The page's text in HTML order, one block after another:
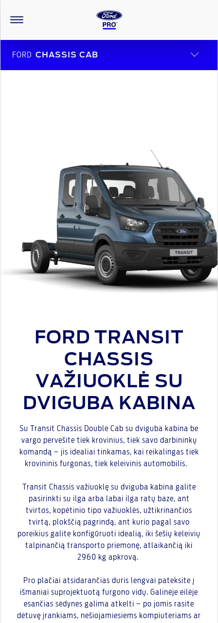
FORD CHASSIS CAB
FORD TRANSIT
CHASSIS
VAŽIUOKLĖ SU
DVIGUBA KABINA
Su Transit Chassis Double Cab su dviguba kabina be
vargo pervešite tiek krovinius, tiek savo darbininkų
komandą – jis idealiai tinkamas, kai reikalingas tiek
krovininis furgonas, tiek keleivinis automobilis.
Transit Chassis važiuoklę su dviguba kabina galite
pasirinkti su ilga arba labai ilga ratų baze, ant
tvirtos, kopėtinio tipo važiuoklės, užtikrinančios
tvirtą, plokščią pagrindą, ant kurio pagal savo
poreikius galite konfigūruoti idealią, iki šešių keleivių
talpinančią transporto priemonę, atlaikančią iki
2960 kg apkrovą.
Pro plačiai atsidarančias duris lengvai pateksite į
išmaniai suprojektuotą furgono vidų. Galinėje eilėje
esančias sėdynes galima atkelti – po jomis rasite
dėtuvę įrankiams, nešiojamiesiems kompiuteriams ar